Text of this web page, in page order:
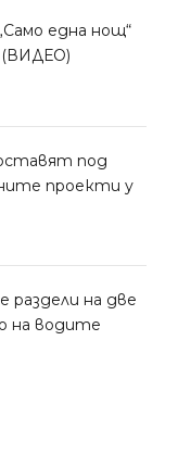
една нощ“
(ВИДЕО)
под
проекти у
раздели на две
на водите